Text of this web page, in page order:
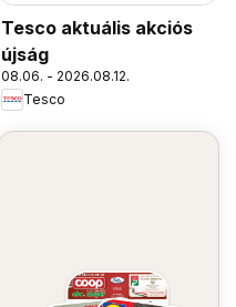
Tesco aktuális akciós
újság
08.06. - 2026.08.12.
Tesco